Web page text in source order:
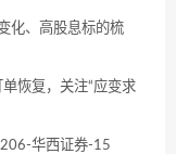
化、高股息标的梳
恢复，关注“应变求
华西证券-15